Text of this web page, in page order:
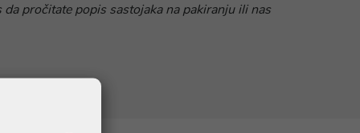
pročitate popis sastojaka na pakiranju ili nas